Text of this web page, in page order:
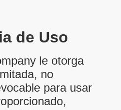
de Uso
le otorga
no
para usar